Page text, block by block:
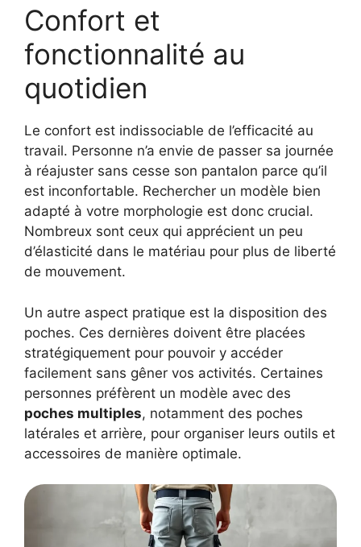
Confort et
fonctionnalité au
quotidien
Le confort est indissociable de l’efficacité au
travail. Personne n’a envie de passer sa journée
à réajuster sans cesse son pantalon parce qu’il
est inconfortable. Rechercher un modèle bien
adapté à votre morphologie est donc crucial.
Nombreux sont ceux qui apprécient un peu
d’élasticité dans le matériau pour plus de liberté
de mouvement.
Un autre aspect pratique est la disposition des
poches. Ces dernières doivent être placées
stratégiquement pour pouvoir y accéder
facilement sans gêner vos activités. Certaines
personnes préfèrent un modèle avec des
poches multiples, notamment des poches
latérales et arrière, pour organiser leurs outils et
accessoires de manière optimale.